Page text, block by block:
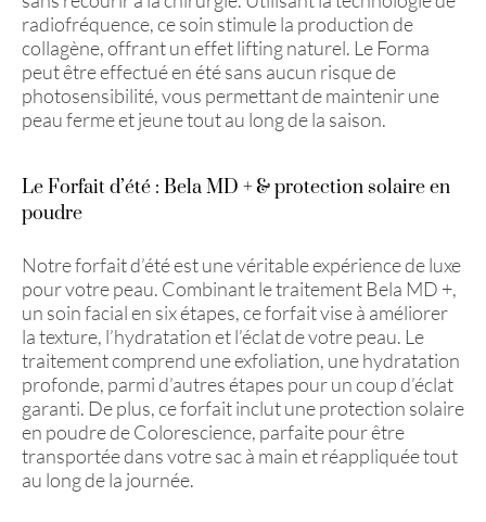
radiofréquence, ce soin stimule la production de
collagène, offrant un effet lifting naturel. Le Forma
peut être effectué en été sans aucun risque de
photosensibilité, vous permettant de maintenir une
peau ferme et jeune tout au long de la saison.
Le Forfait d’été : Bela MD + & protection solaire en
poudre
Notre forfait d’été est une véritable expérience de luxe
pour votre peau. Combinant le traitement Bela MD +,
un soin facial en six étapes, ce forfait vise à améliorer
la texture, l’hydratation et l’éclat de votre peau. Le
traitement comprend une exfoliation, une hydratation
profonde, parmi d’autres étapes pour un coup d’éclat
garanti. De plus, ce forfait inclut une protection solaire
en poudre de Colorescience, parfaite pour être
transportée dans votre sac à main et réappliquée tout
au long de la journée.